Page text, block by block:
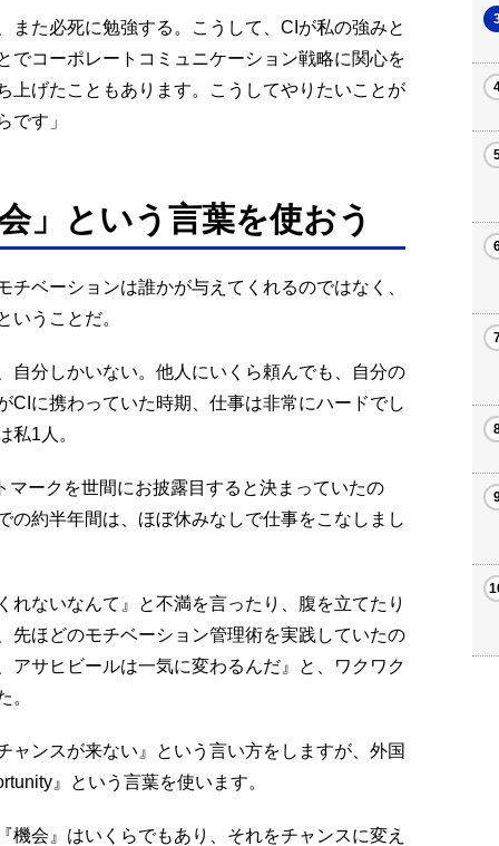
また必死に勉強する。こうして、CIが私の強みと
でコーポレートコミュニケーション戦略に関心を
上げたこともあります。こうしてやりたいことが
です」
」という言葉を使おう
ベーションは誰かが与えてくれるのではなく、
いうことだ。
自分しかいない。他人にいくら頼んでも、自分の
CIに携わっていた時期、仕事は非常にハードでし
私1人。
ークを世間にお披露目すると決まっていたの
の約半年間は、ほぼ休みなしで仕事をこなしまし
れないなんて』と不満を言ったり、腹を立てたり
先ほどのモチベーション管理術を実践していたの
アサヒビールは一気に変わるんだ』と、ワクワク
。
ャンスが来ない』という言い方をしますが、外国
』という言葉を使います。
機会』はいくらでもあり、それをチャンスに変え